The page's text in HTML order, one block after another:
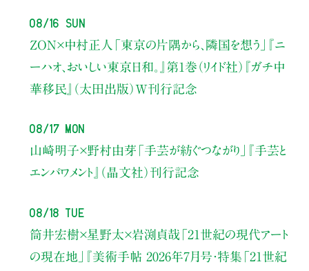
08/16 Sun
ZON×中村正人 「東京の片隅から、隣国を想う」
『ニ
ーハオ、おいしい東京日和。』第1巻（リイド社） 『ガチ中
華移民』（太田出版）W刊行記念
08/17 Mon
山崎明子×野村由芽 「手芸が紡ぐつながり」
『手芸と
エンパワメント』（晶文社）刊行記念
08/18 Tue
筒井宏樹×星野太×岩渕貞哉 「21世紀の現代アート
の現在地」
『美術手帖 2026年7月号・特集「21世紀